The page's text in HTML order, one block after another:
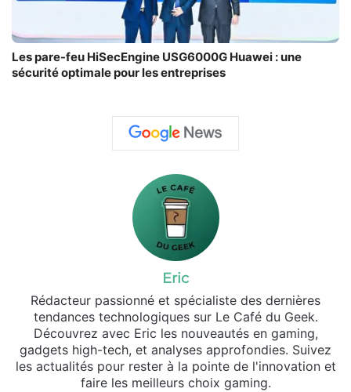
Les pare-feu HiSecEngine USG6000G Huawei : une
sécurité optimale pour les entreprises
Eric
Rédacteur passionné et spécialiste des dernières
tendances technologiques sur Le Café du Geek.
Découvrez avec Eric les nouveautés en gaming,
gadgets high-tech, et analyses approfondies. Suivez
les actualités pour rester à la pointe de l'innovation et
faire les meilleurs choix gaming.